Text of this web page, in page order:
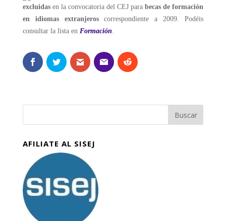
excluidas en la convocatoria del CEJ parabecas de formación
en idiomas extranjeroscorrespondiente a 2009. Podéis
consultar la lista en Formación.
AFILIATE AL SISEJ